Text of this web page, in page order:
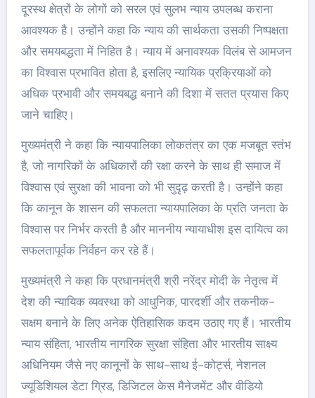
दूरस्थ क्षेत्रों के लोगों को सरल एवं सुलभ न्याय उपलब्ध कराना
आवश्यक है। उन्होंने कहा कि न्याय की सार्थकता उसकी निष्पक्षता
और समयबद्धता में निहित है। न्याय में अनावश्यक विलंब से आमजन
का विश्वास प्रभावित होता है, इसलिए न्यायिक प्रक्रियाओं को
अधिक प्रभावी और समयबद्ध बनाने की दिशा में सतत प्रयास किए
जाने चाहिए।
मुख्यमंत्री ने कहा कि न्यायपालिका लोकतंत्र का एक मजबूत स्तंभ
है, जो नागरिकों के अधिकारों की रक्षा करने के साथ ही समाज में
विश्वास एवं सुरक्षा की भावना को भी सुदृढ़ करती है। उन्होंने कहा
कि कानून के शासन की सफलता न्यायपालिका के प्रति जनता के
विश्वास पर निर्भर करती है और माननीय न्यायाधीश इस दायित्व का
सफलतापूर्वक निर्वहन कर रहे हैं।
मुख्यमंत्री ने कहा कि प्रधानमंत्री श्री नरेंद्र मोदी के नेतृत्व में
देश की न्यायिक व्यवस्था को आधुनिक, पारदर्शी और तकनीक-
सक्षम बनाने के लिए अनेक ऐतिहासिक कदम उठाए गए हैं। भारतीय
न्याय संहिता, भारतीय नागरिक सुरक्षा संहिता और भारतीय साक्ष्य
अधिनियम जैसे नए कानूनों के साथ-साथ ई-कोर्ट्स, नेशनल
ज्यूडिशियल डेटा ग्रिड, डिजिटल केस मैनेजमेंट और वीडियो